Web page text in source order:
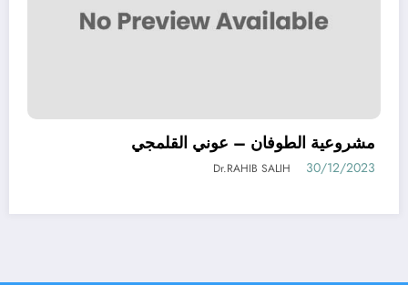
مشروعية الطوفان – عوني القلمجي
30/12/2023
Dr.RAHIB SALIH